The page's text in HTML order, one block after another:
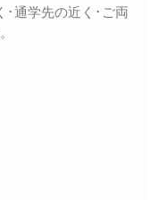
･通学先の近く･ご両